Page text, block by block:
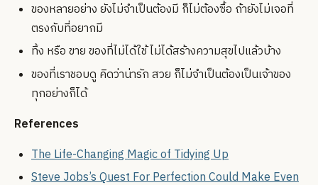
ของหลายอย่าง ยังไม่จำเป็นต้องมี ก็ไม่ต้องซื้อ ถ้ายังไม่เจอที่
ตรงกับที่อยากมี
ทิ้ง หรือ ขาย ของที่ไม่ได้ใช้ ไม่ได้สร้างความสุขไปแล้วบ้าง
ของที่เราชอบดู คิดว่าน่ารัก สวย ก็ไม่จำเป็นต้องเป็นเจ้าของ
ทุกอย่างก็ได้
References
The Life-Changing Magic of Tidying Up
Steve Jobs’s Quest For Perfection Could Make Even